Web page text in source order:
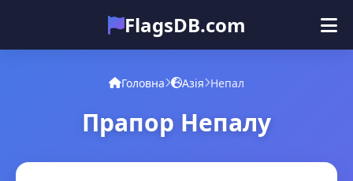
FlagsDB.com
Головна
Вікторина
Головна Азія Непал
Прапор Непалу